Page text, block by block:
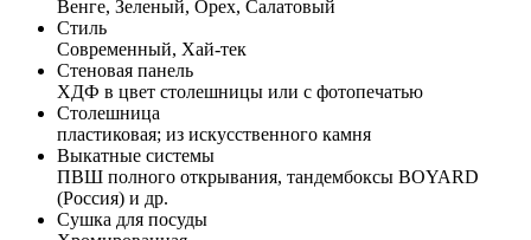
Венге, Зеленый, Орех, Салатовый
Стиль
Современный, Хай-тек
Стеновая панель
ХДФ в цвет столешницы или с фотопечатью
Столешница
пластиковая; из искусственного камня
Выкатные системы
ПВШ полного открывания, тандембоксы BOYARD
(Россия) и др.
Сушка для посуды